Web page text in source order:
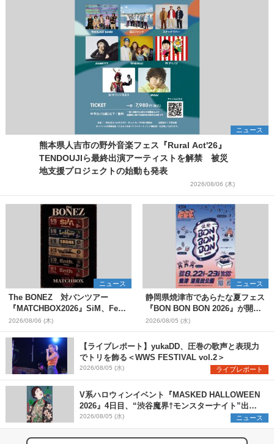
ニュース
熊本県人吉市の野外音楽フェス『Rural Act'26』
TENDOUJIら最終出演アーティストを解禁 被災
地支援プロジェクトの始動も発表
2026/08/06 (木)
ニュース
The BONEZ 対バンツアー
『MATCHBOX2026』SiM、Fear,
and Loathing in Las Vegasら対
バンアーティストを一斉解禁
2026/08/06 (木)
ニュース
静岡県焼津市であらたな夏フェス
『BON BON BON 2026』が開
催 音楽ライブ×盆踊り×DJ×屋台
グルメ×ランタンナイトで彩る2日
間
2026/08/05 (水)
【ライブレポート】yukaDD、圧巻の歌声と表現力
でトリを飾る＜WWS FESTIVAL vol.2＞
2026/08/05 (水) ライブレポート
V系ハロウィンイベント『MASKED HALLOWEEN
2026』4日目、“渋谷魔界†モンスターナイト”出演6
組を発表
2026/08/05 (水) ニュース